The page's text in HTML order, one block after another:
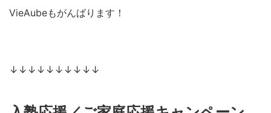
VieAubeもがんばります！
↓↓↓↓↓↓↓↓↓↓